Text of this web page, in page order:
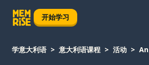
开始学习
学意大利语 意大利语课程 活动